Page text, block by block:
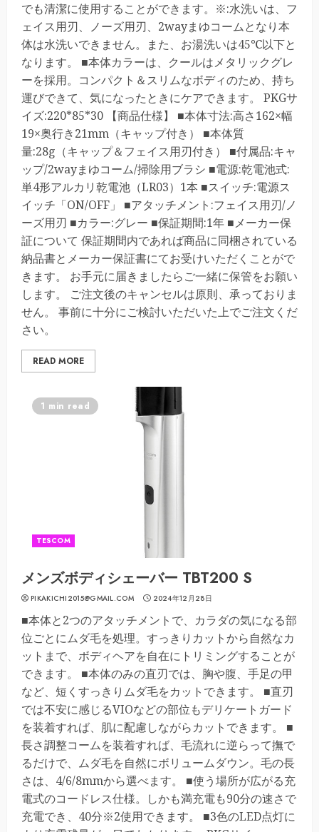
でも清潔に使用することができます。※:水洗いは、フ
ェイス用刃、ノーズ用刃、2wayまゆコームとなり本
体は水洗いできません。また、お湯洗いは45℃以下と
なります。 ■本体カラーは、クールはメタリックグレ
ーを採用。コンパクト＆スリムなボディのため、持ち
運びできて、気になったときにケアできます。 PKGサ
イズ:220*85*30 【商品仕様】 ■本体寸法:高さ162×幅
19×奥行き21mm（キャップ付き） ■本体質
量:28g（キャップ＆フェイス用刃付き） ■付属品:キャ
ップ/2wayまゆコーム/掃除用ブラシ ■電源:乾電池式:
単4形アルカリ乾電池（LR03）1本 ■スイッチ:電源ス
イッチ「ON/OFF」 ■アタッチメント:フェイス用刃/ノ
ーズ用刃 ■カラー:グレー ■保証期間:1年 ■メーカー保
証について 保証期間内であれば商品に同梱されている
納品書とメーカー保証書にてお受けいただくことがで
きます。 お手元に届きましたらご一緒に保管をお願い
します。 ご注文後のキャンセルは原則、承っておりま
せん。 事前に十分にご検討いただいた上でご注文くだ
さい。
READ MORE
1 min read
TESCOM
メンズボディシェーバー TBT200 S
PIKAKICHI2015@GMAIL.COM 2024年12月28日
■本体と2つのアタッチメントで、カラダの気になる部
位ごとにムダ毛を処理。すっきりカットから自然なカ
ットまで、ボディヘアを自在にトリミングすることが
できます。 ■本体のみの直刃では、胸や腹、手足の甲
など、短くすっきりムダ毛をカットできます。 ■直刃
では不安に感じるVIOなどの部位もデリケートガード
を装着すれば、肌に配慮しながらカットできます。 ■
長さ調整コームを装着すれば、毛流れに逆らって撫で
るだけで、ムダ毛を自然にボリュームダウン。毛の長
さは、4/6/8mmから選べます。 ■使う場所が広がる充
電式のコードレス仕様。しかも満充電も90分の速さで
充電でき、40分※2使用できます。 ■3色のLED点灯に